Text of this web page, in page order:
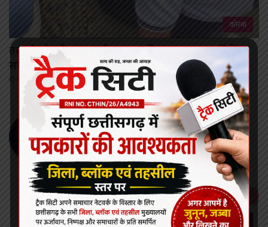
कोरबा
तरदा के खेत में अचानक दिखा चार फीट का मगरमच्छ, जितेंद्र
सारथी द्वारा किया गया सुरक्षित रेस्क्यू।
August 8, 2026
रायपुर